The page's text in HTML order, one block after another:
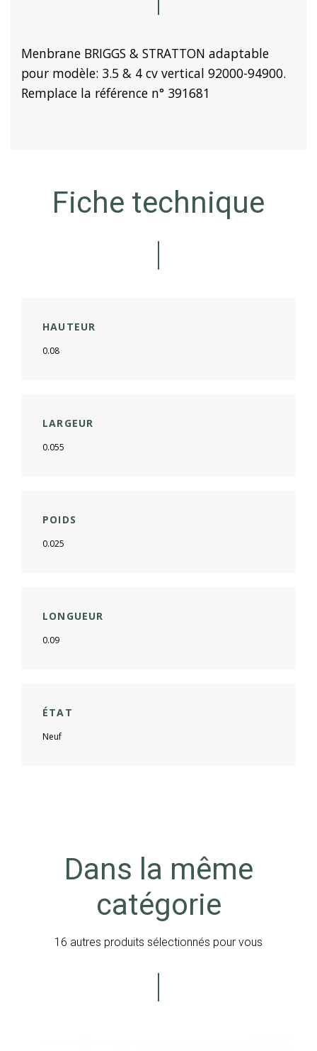
Menbrane BRIGGS & STRATTON adaptable
pour modèle: 3.5 & 4 cv vertical 92000-94900.
Remplace la référence n° 391681
Fiche technique
HAUTEUR
0.08
LARGEUR
0.055
POIDS
0.025
LONGUEUR
0.09
ÉTAT
Neuf
Dans la même
catégorie
16 autres produits sélectionnés pour vous